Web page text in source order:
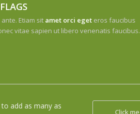
Etiam sit amet orci eget eros faucibus
vitae sapien ut libero venenatis faucibus.
add as many as
Click me